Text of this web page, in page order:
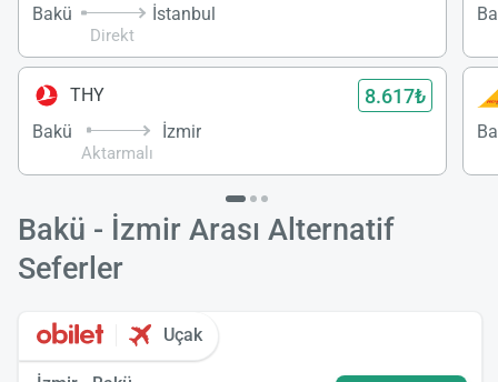
Bakü
Direkt
İstanbul
THY 8.617₺
Bakü
Aktarmalı
İzmir
Bakü - İzmir Arası Alternatif
Seferler
Uçak